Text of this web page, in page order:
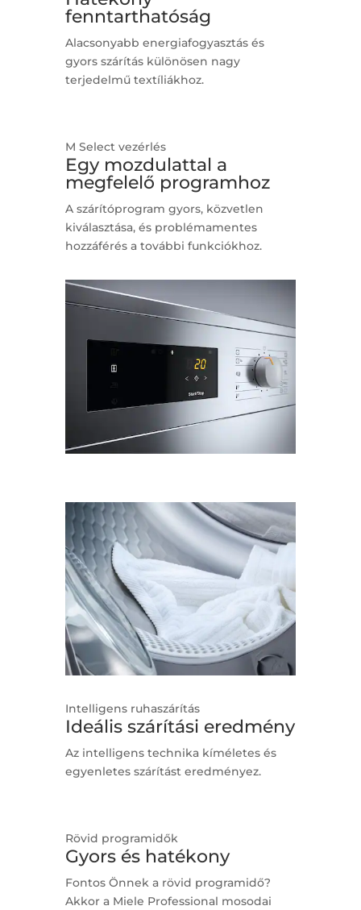
fenntarthatóság
Alacsonyabb energiafogyasztás és
gyors szárítás különösen nagy
terjedelmű textíliákhoz.
M Select vezérlés
Egy mozdulattal a
megfelelő programhoz
A szárítóprogram gyors, közvetlen
kiválasztása, és problémamentes
hozzáférés a további funkciókhoz.
Intelligens ruhaszárítás
Ideális szárítási eredmény
Az intelligens technika kíméletes és
egyenletes szárítást eredményez.
Rövid programidők
Gyors és hatékony
Fontos Önnek a rövid programidő?
Akkor a Miele Professional mosodai